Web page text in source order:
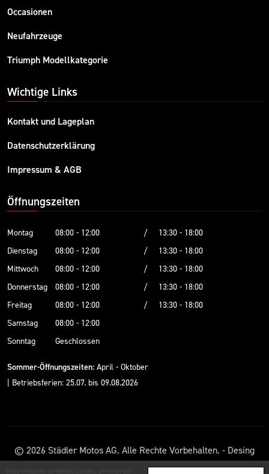
Diese Webseite verwendet Cookies, um Ihnen ein
Occasionen
Neufahrzeuge
Triumph Modellkategorie
Wichtige Links
Kontakt und Lageplan
Datenschutzerklärung
Impressum & AGB
Öffnungszeiten
Montag 08:00 - 12:00 /
13:30 - 18:00
Dienstag
08:00 - 12:00 /
13:30 - 18:00
Mittwoch
08:00 - 12:00 /
13:30 - 18:00
Donnerstag
08:00 - 12:00 /
13:30 - 18:00
Freitag
08:00 - 12:00 /
13:30 - 18:00
Samstag
08:00 - 12:00
Sonntag
Geschlossen
Sommer-Öffnungszeiten: April - Oktober
| Betriebsferien: 25.07. bis 09.08.2026
© 2026 Städler Motos AG. Alle Rechte Vorbehalten. - Desing
a-commerce ag